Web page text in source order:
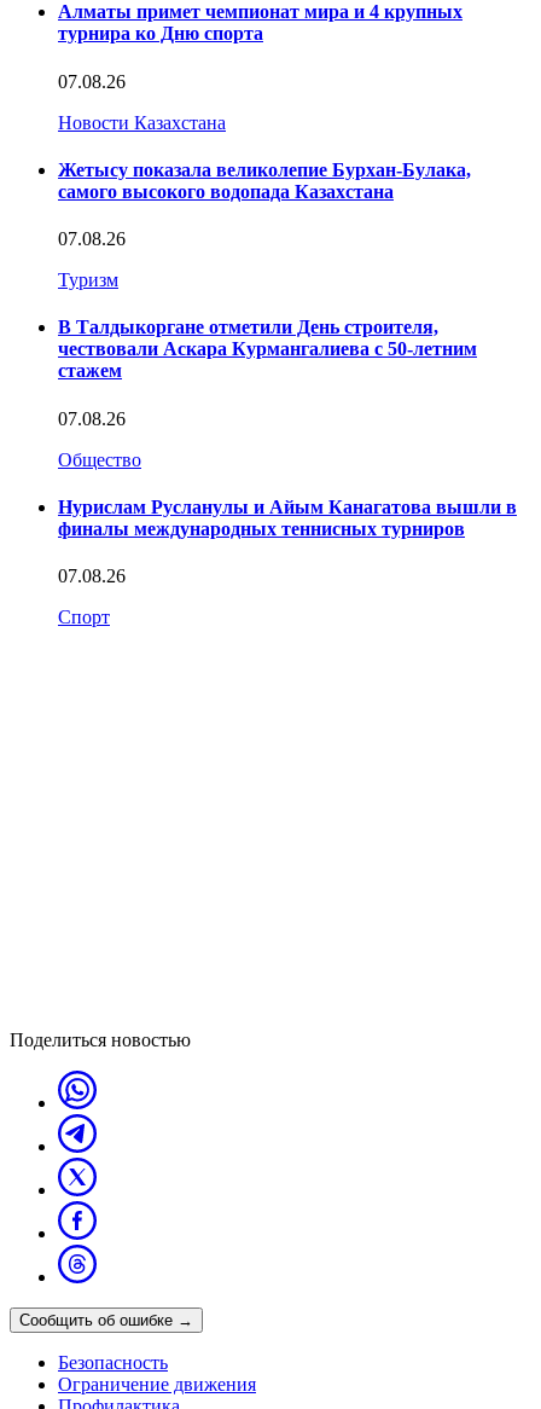
Алматы примет чемпионат мира и 4 крупных
турнира ко Дню спорта
07.08.26
Новости Казахстана
Жетысу показала великолепие Бурхан-Булака,
самого высокого водопада Казахстана
07.08.26
Туризм
В Талдыкоргане отметили День строителя,
чествовали Аскара Курмангалиева с 50-летним
стажем
07.08.26
Общество
Нурислам Русланулы и Айым Канагатова вышли в
финалы международных теннисных турниров
07.08.26
Спорт
Поделиться новостью
Сообщить об ошибке →
Безопасность
Ограничение движения